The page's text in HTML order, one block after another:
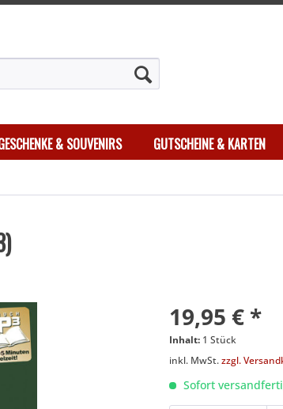
& SOUVENIRS GUTSCHEINE & KARTEN
19,95 € *
Inhalt: 1 Stück
inkl. MwSt.zzgl.
Sofort